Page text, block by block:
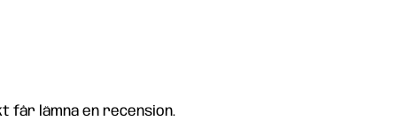
får lämna en recension.